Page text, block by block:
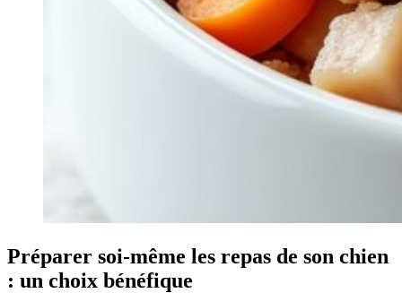
Préparer soi-même les repas de son chien
: un choix bénéfique